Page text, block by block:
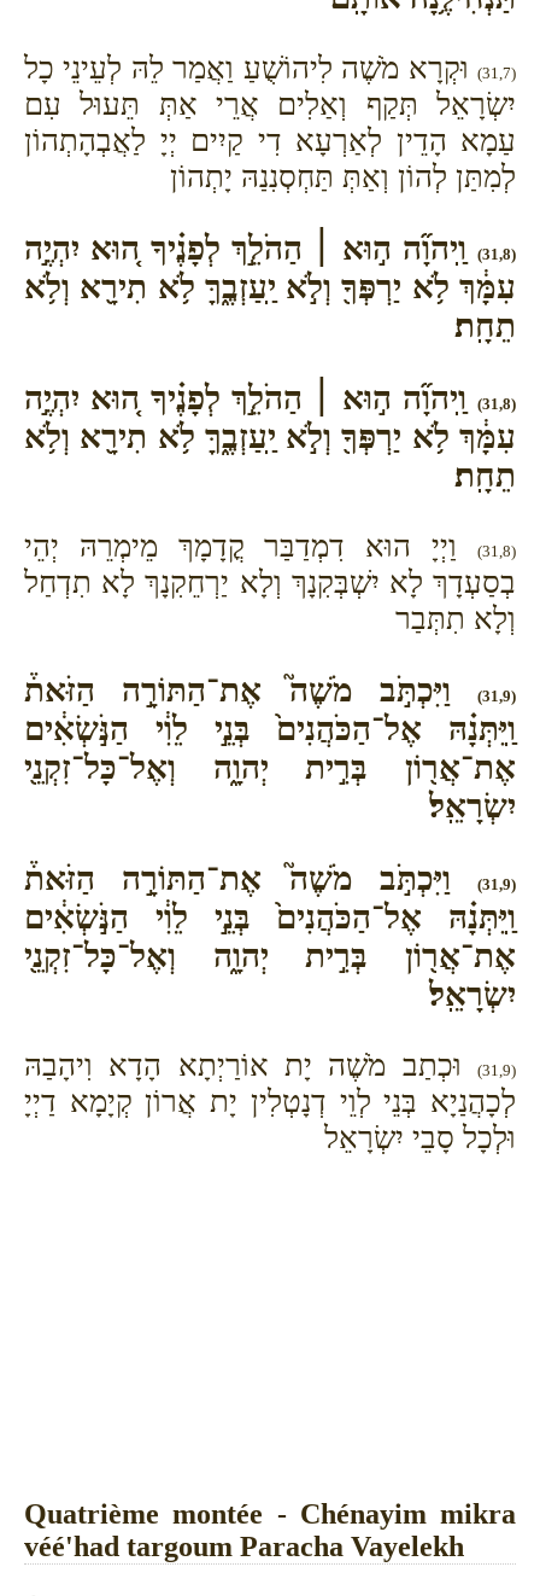
(31,7)
וּקְרָא מֹשֶׁה לִיהוֹשֻׁעַ וַאֲמַר לֵהּ לְעֵינֵי כָל
יִשְׂרָאֵל תְּקַף וְאַלִים אֲרֵי אַתְּ תֵּעוּל עִם
עַמָא הָדֵין לְאַרְעָא דִי קַיִים יְיָ לַאֲבְהָתְהוֹן
לְמִתַּן לְהוֹן וְאַתְּ תַּחְסְנִנַהּ יָתְהוֹן
(31,8)
וַֽיהוָ֞ה ה֣וּא ׀ הַהֹלֵ֣ךְ לְפָנֶ֗יךָ ה֚וּא יִהְיֶ֣ה
עִמָּ֔ךְ לֹ֥א יַרְפְּךָ֖ וְלֹ֣א יַֽעַזְבֶ֑ךָּ לֹ֥א תִירָ֖א וְלֹ֥א
תֵחָֽת׃
(31,8)
וַֽיהוָ֞ה ה֣וּא ׀ הַהֹלֵ֣ךְ לְפָנֶ֗יךָ ה֚וּא יִהְיֶ֣ה
עִמָּ֔ךְ לֹ֥א יַרְפְּךָ֖ וְלֹ֣א יַֽעַזְבֶ֑ךָּ לֹ֥א תִירָ֖א וְלֹ֥א
תֵחָֽת׃
(31,8)
וַיְיָ הוּא דִמְדַבַּר קֳדָמָךְ מֵימְרֵהּ יְהֵי
בְסַעְדָךְ לָא יִשְׁבְּקִנָךְ וְלָא יַרְחֵקִנָךְ לָא תִדְחַל
וְלָא תִתְּבַר
(31,9)
וַיִּכְתֹּ֣ב מֹשֶׁה֮ אֶת־הַתּוֹרָ֣ה הַזֹּאת֒
וַֽיִּתְּנָ֗הּ אֶל־הַכֹּהֲנִים֙ בְּנֵ֣י לֵוִ֔י הַנֹּ֣שְׂאִ֔ים
אֶת־אֲר֖וֹן בְּרִ֣ית יְהוָ֑ה וְאֶל־כָּל־זִקְנֵ֖י
יִשְׂרָאֵֽל׃
(31,9)
וַיִּכְתֹּ֣ב מֹשֶׁה֮ אֶת־הַתּוֹרָ֣ה הַזֹּאת֒
וַֽיִּתְּנָ֗הּ אֶל־הַכֹּהֲנִים֙ בְּנֵ֣י לֵוִ֔י הַנֹּ֣שְׂאִ֔ים
אֶת־אֲר֖וֹן בְּרִ֣ית יְהוָ֑ה וְאֶל־כָּל־זִקְנֵ֖י
יִשְׂרָאֵֽל׃
(31,9)
וּכְתַב מֹשֶׁה יָת אוֹרַיְתָא הָדָא וִיהָבַהּ
לְכָהֲנַיָא בְּנֵי לְוֵי דְנָטְלִין יָת אֲרוֹן קְיָמָא דַיְיָ
וּלְכָל סָבֵי יִשְׂרָאֵל
Quatrième montée - Chénayim mikra
véé'had targoum Paracha Vayelekh